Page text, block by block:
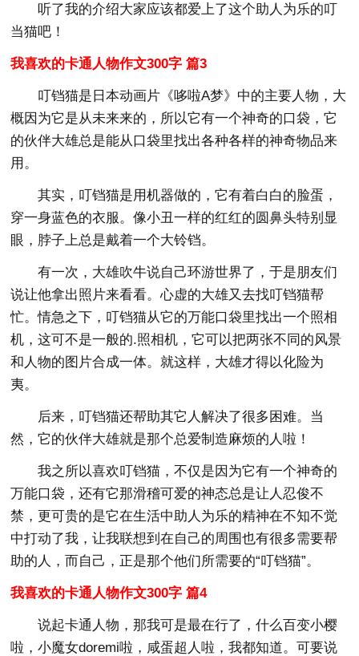
听了我的介绍大家应该都爱上了这个助人为乐的叮
当猫吧！
我喜欢的卡通人物作文300字 篇3
叮铛猫是日本动画片《哆啦A梦》中的主要人物，大
概因为它是从未来来的，所以它有一个神奇的口袋，它
的伙伴大雄总是能从口袋里找出各种各样的神奇物品来
用。
其实，叮铛猫是用机器做的，它有着白白的脸蛋，
穿一身蓝色的衣服。像小丑一样的红红的圆鼻头特别显
眼，脖子上总是戴着一个大铃铛。
有一次，大雄吹牛说自己环游世界了，于是朋友们
说让他拿出照片来看看。心虚的大雄又去找叮铛猫帮
忙。情急之下，叮铛猫从它的万能口袋里找出一个照相
机，这可不是一般的.照相机，它可以把两张不同的风景
和人物的图片合成一体。就这样，大雄才得以化险为
夷。
后来，叮铛猫还帮助其它人解决了很多困难。当
然，它的伙伴大雄就是那个总爱制造麻烦的人啦！
我之所以喜欢叮铛猫，不仅是因为它有一个神奇的
万能口袋，还有它那滑稽可爱的神态总是让人忍俊不
禁，更可贵的是它在生活中助人为乐的精神在不知不觉
中打动了我，让我联想到在自己的周围也有很多需要帮
助的人，而自己，正是那个他们所需要的“叮铛猫”。
我喜欢的卡通人物作文300字 篇4
说起卡通人物，那我可是最在行了，什么百变小樱
啦，小魔女doremi啦，咸蛋超人啦，我都知道。可要说